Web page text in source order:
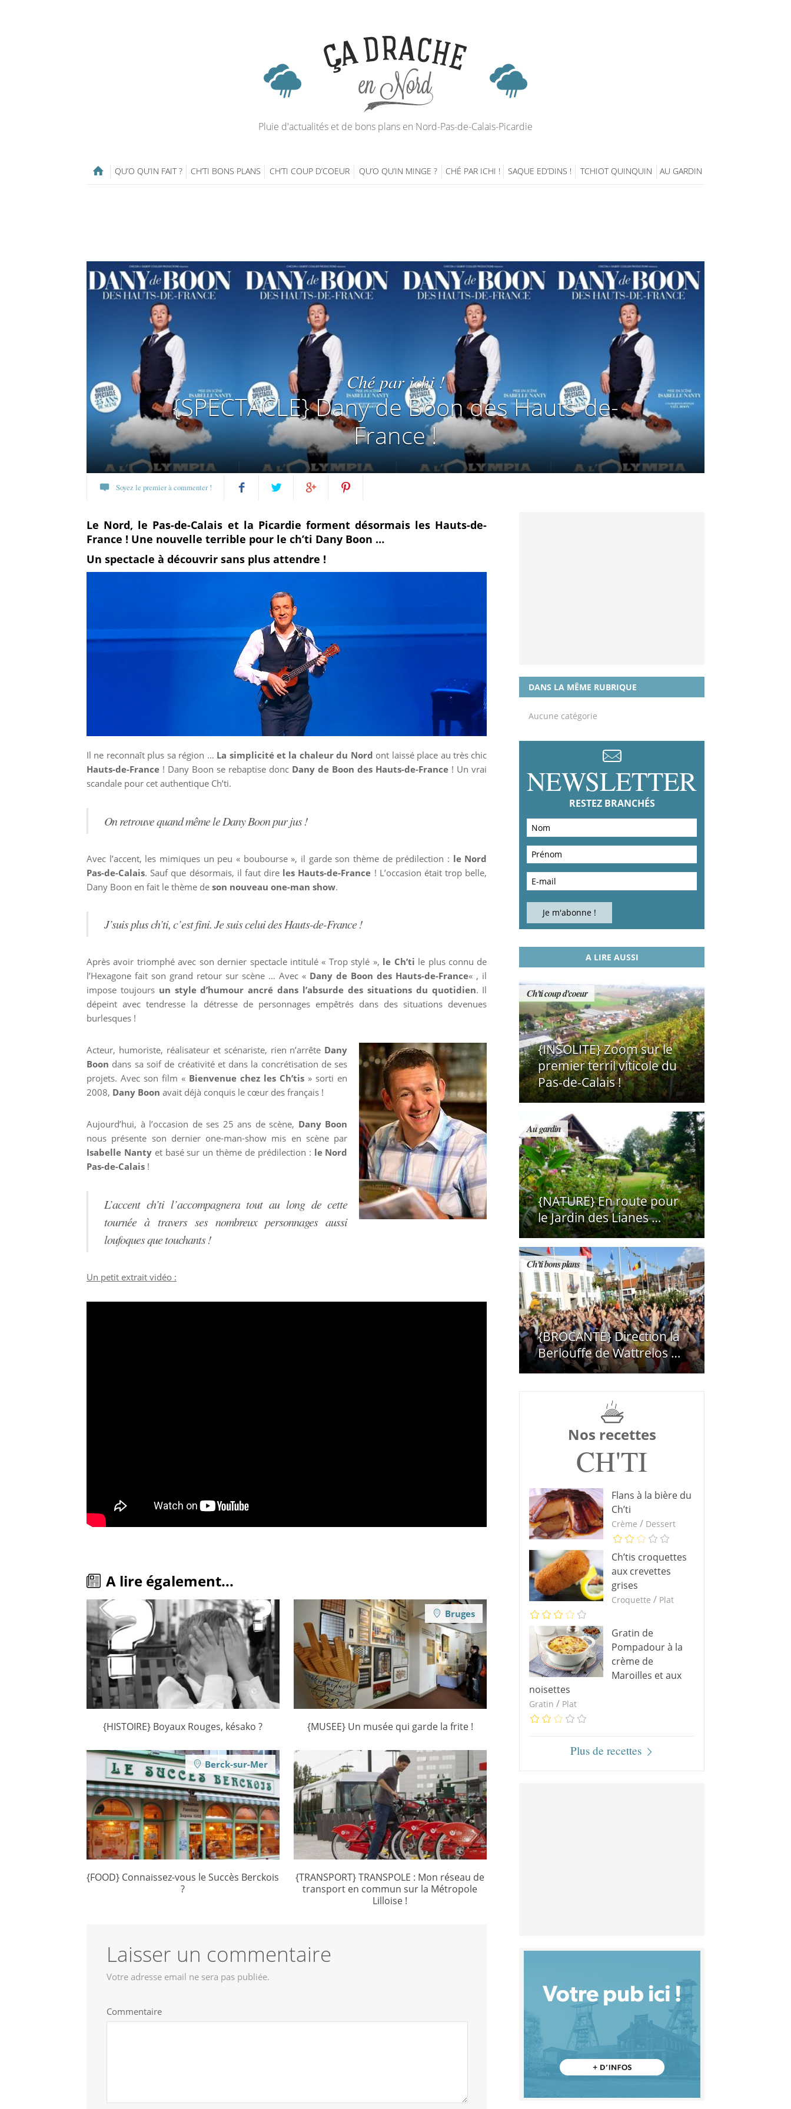
Pluie d'actualités et de bons plans en Nord-Pas-de-Calais-Picardie
QU’O QU’IN FAIT ? CH’TI BONS PLANS CH’TI COUP D’COEUR QU’O QU’IN MINGE ? CHÉ PAR ICHI ! SAQUE ED’DINS ! TCHIOT QUINQUIN AU GARDIN
Ché par ichi !
{SPECTACLE} Dany de Boon des Hauts-de-
France !
Soyez le premier à commenter !
sur
Facebook
sur
Google+
it
Le Nord, le Pas-de-Calais et la Picardie forment désormais les Hauts-de-
France ! Une nouvelle terrible pour le ch’ti Dany Boon …
Un spectacle à découvrir sans plus attendre !
Il ne reconnaît plus sa région … La simplicité et la chaleur du Nord ont laissé place au très chic
Hauts-de-France ! Dany Boon se rebaptise donc Dany de Boon des Hauts-de-France ! Un vrai
scandale pour cet authentique Ch’ti.
On retrouve quand même le Dany Boon pur jus !
Avec l’accent, les mimiques un peu « boubourse », il garde son thème de prédilection : le Nord
Pas-de-Calais. Sauf que désormais, il faut dire les Hauts-de-France ! L’occasion était trop belle,
Dany Boon en fait le thème de son nouveau one-man show.
J’suis plus ch’ti, c’est fini. Je suis celui des Hauts-de-France !
Après avoir triomphé avec son dernier spectacle intitulé « Trop stylé », le Ch’ti le plus connu de
l’Hexagone fait son grand retour sur scène … Avec « Dany de Boon des Hauts-de-France« , il
impose toujours un style d’humour ancré dans l’absurde des situations du quotidien. Il
dépeint avec tendresse la détresse de personnages empêtrés dans des situations devenues
burlesques !
Acteur, humoriste, réalisateur et scénariste, rien n’arrête Dany
Boon dans sa soif de créativité et dans la concrétisation de ses
projets. Avec son film « Bienvenue chez les Ch’tis » sorti en
2008, Dany Boon avait déjà conquis le cœur des français !
Aujourd’hui, à l’occasion de ses 25 ans de scène, Dany Boon
nous présente son dernier one-man-show mis en scène par
Isabelle Nantyet basé sur un thème de prédilection : le Nord
Pas-de-Calais !
L’accent ch’ti l’accompagnera tout au long de cette
tournée à travers ses nombreux personnages aussi
loufoques que touchants !
Un petit extrait vidéo :
A lire également...
{HISTOIRE} Boyaux Rouges, késako ? {MUSEE} Un musée qui garde la frite !
Bruges
{FOOD} Connaissez-vous le Succès Berckois
?
Berck-sur-Mer
{TRANSPORT} TRANSPOLE : Mon réseau de
transport en commun sur la Métropole
Lilloise !
Laisser un commentaire
Votre adresse email ne sera pas publiée.
Commentaire
DANS LA MÊME RUBRIQUE
Aucune catégorie
NEWSLETTER
RESTEZ BRANCHÉS
A LIRE AUSSI
Ch'ti coup d'coeur
{INSOLITE} Zoom sur le
premier terril viticole du
Pas-de-Calais !
Au gardin
{NATURE} En route pour
le Jardin des Lianes …
Ch'ti bons plans
{BROCANTE} Direction la
Berlouffe de Wattrelos …
Nos recettes
CH'TI
Flans à la bière du
Ch’ti
Crème / Dessert
Ch’tis croquettes
aux crevettes
grises
Croquette / Plat
Gratin de
Pompadour à la
crème de
Maroilles et aux
noisettes
Gratin / Plat
Plus de recettes